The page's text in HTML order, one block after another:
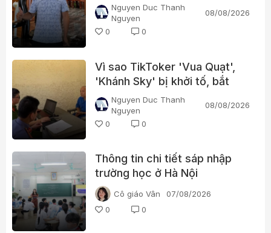
Nguyen Duc Thanh
Nguyen
08/08/2026
0
0
Vì sao TikToker 'Vua Quạt',
'Khánh Sky' bị khởi tố, bắt
tạm giam?
Nguyen Duc Thanh
Nguyen
08/08/2026
0
0
Thông tin chi tiết sáp nhập
trường học ở Hà Nội
Cô giáo Vân
07/08/2026
0
0